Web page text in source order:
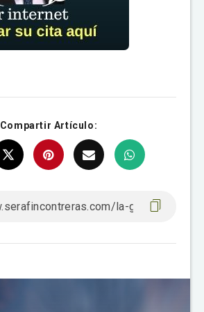
Compartir Artículo: